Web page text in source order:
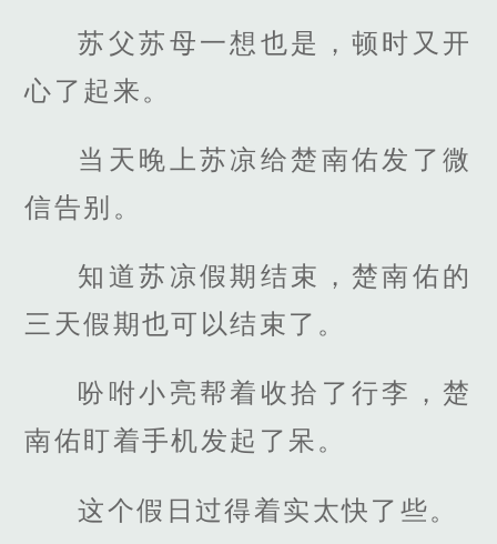
苏父苏母一想也是，顿时又开
心了起来。
当天晚上苏凉给楚南佑发了微
信告别。
知道苏凉假期结束，楚南佑的
三天假期也可以结束了。
吩咐小亮帮着收拾了行李，楚
南佑盯着手机发起了呆。
这个假日过得着实太快了些。